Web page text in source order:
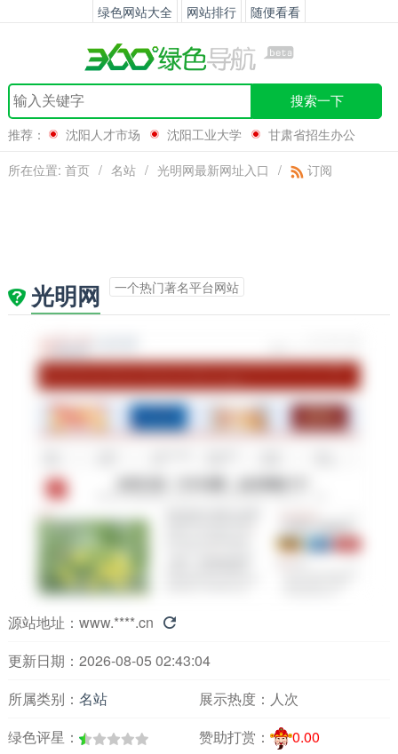
绿色网站大全 网站排行 随便看看
搜索一下
推荐： 沈阳人才市场 沈阳工业大学
甘肃省招生办公
所在位置: 首页 / 名站 / 光明网最新网址入口 / 订阅
光明网 一个热门著名平台网站
源站地址： www.****.cn 
更新日期：2026-08-05 02:43:04
所属类别： 名站 展示热度： 人次
绿色评星：
赞助打赏： 0.00